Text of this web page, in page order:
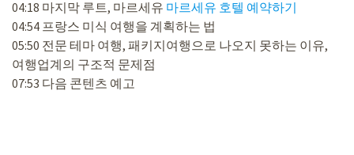
04:18 마지막 루트, 마르세유 마르세유 호텔 예약하기
04:54 프랑스 미식 여행을 계획하는 법
05:50 전문 테마 여행, 패키지여행으로 나오지 못하는 이유,
여행업계의 구조적 문제점
07:53 다음 콘텐츠 예고